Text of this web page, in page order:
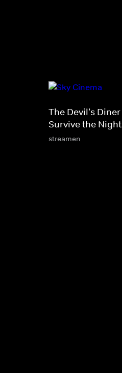
The Devil's Diner -
Survive the Night
streamen